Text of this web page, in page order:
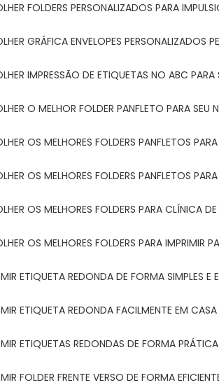
FOLDERS PERSONALIZADOS PARA
GRÁFICA ENVELOPES PERSONALIZADOS
IMPRESSÃO DE ETIQUETAS NO ABC
O MELHOR FOLDER PANFLETO PARA SEU
OS MELHORES FOLDERS PANFLETOS
OS MELHORES FOLDERS PANFLETOS
OS MELHORES FOLDERS PARA CLÍNICA
OS MELHORES FOLDERS PARA IMPRIMIR
ETIQUETA REDONDA DE FORMA SIMPLES E
ETIQUETA REDONDA FACILMENTE EM CASA
ETIQUETAS REDONDAS DE FORMA
FOLDER FRENTE VERSO DE FORMA